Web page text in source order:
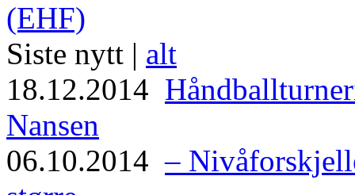
(EHF)
Siste nytt | alt
18.12.2014
Nansen
06.10.2014–